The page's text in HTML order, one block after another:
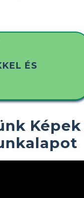
ÉS
Képek